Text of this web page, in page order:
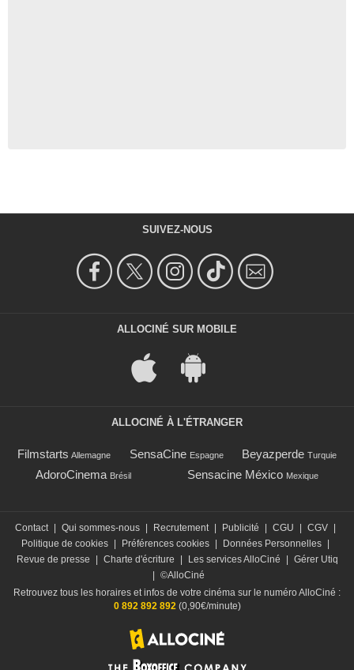
SUIVEZ-NOUS
ALLOCINÉ SUR MOBILE
ALLOCINÉ À L'ÉTRANGER
Filmstarts Allemagne SensaCine Espagne Beyazperde Turquie
AdoroCinema Brésil Sensacine México Mexique
Contact | Qui sommes-nous | Recrutement | Publicité | CGU | CGV |
Politique de cookies | Préférences cookies | Données Personnelles |
Revue de presse
| Charte d'écriture | Les services AlloCiné | Gérer Utiq
| ©AlloCiné
Retrouvez tous les horaires et infos de votre cinéma sur le numéro AlloCiné :
0 892 892 892 (0,90€/minute)